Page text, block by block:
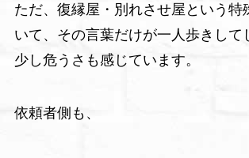
ただ、復縁屋・別れさせ屋という特
いて、その言葉だけが一人歩きして
少し危うさも感じています。
依頼者側も、